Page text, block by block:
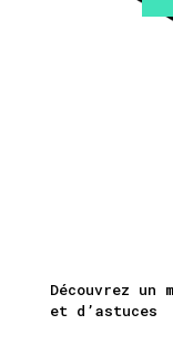
Découvrez un
et d’astuces